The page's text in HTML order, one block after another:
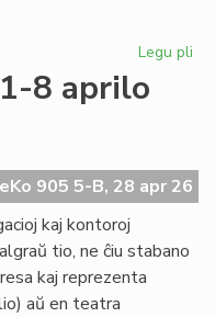
Legu pli
8 aprilo
905 5-B, 28 apr 26
kaj kontoroj
tio, ne ĉiu stabano
kaj reprezenta
aŭ en teatra